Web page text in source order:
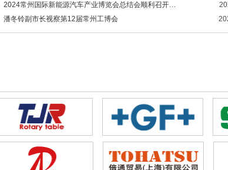
往届回顾
2024常州国际新能源汽车产业博览会总结会顺利召开…
潘冬铃副市长视察第12届常州工博会